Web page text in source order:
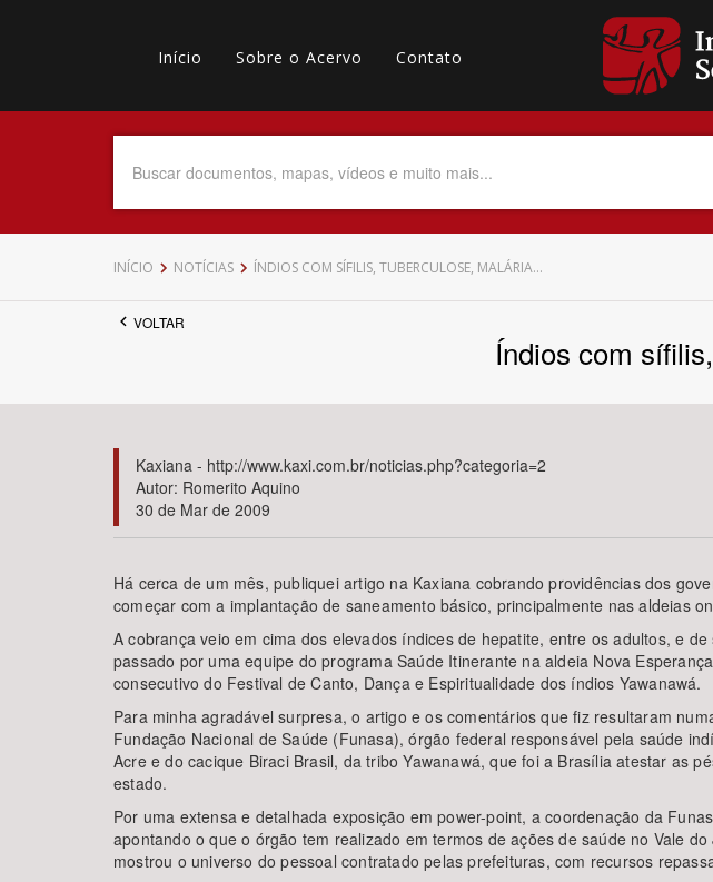
Main
navigation
Início Sobre o Acervo Contato
secundário
Data do Documento Até
Tema
Área de Levantamento
INÍCIO NOTÍCIAS ÍNDIOS COM SÍFILIS, TUBERCULOSE, MALÁRIA...
VOLTAR
Índios com
Kaxiana - http://www.kaxi.com.br/noticias.php?categoria=2
Autor: Romerito Aquino
30 de Mar de 2009
Há cerca de um mês, publiquei artigo na Kaxiana cobrando providências dos
começar com a implantação de saneamento básico, principalmente nas aldeias
A cobrança veio em cima dos elevados índices de hepatite, entre os adultos, e
passado por uma equipe do programa Saúde Itinerante na aldeia Nova
consecutivo do Festival de Canto, Dança e Espiritualidade dos índios Yawanawá.
Para minha agradável surpresa, o artigo e os comentários que fiz resultaram
Fundação Nacional de Saúde (Funasa), órgão federal responsável pela saúde
Acre e do cacique Biraci Brasil, da tribo Yawanawá, que foi a Brasília atestar as
estado.
Por uma extensa e detalhada exposição em power-point, a coordenação da
apontando o que o órgão tem realizado em termos de ações de saúde no Vale
mostrou o universo do pessoal contratado pelas prefeituras, com recursos